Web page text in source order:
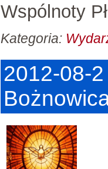
Wspólnoty
Kategoria:
2012-08-